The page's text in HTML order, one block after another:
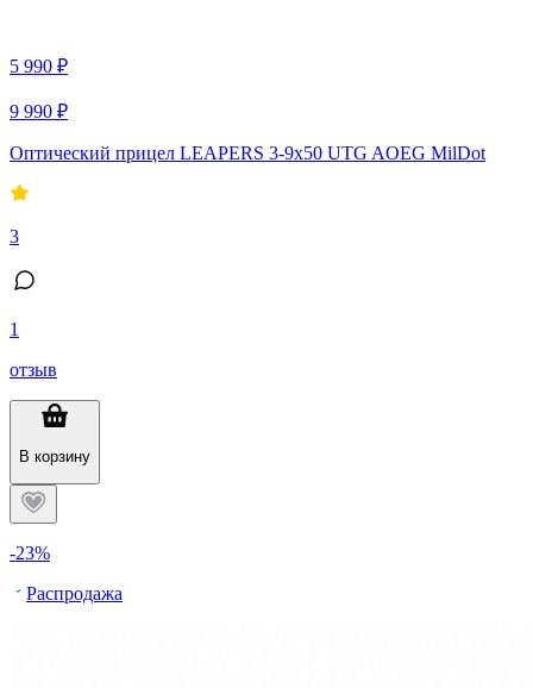
5 990 ₽
9 990 ₽
Оптический прицел LEAPERS 3-9x50 UTG AOEG MilDot
3
1
отзыв
В корзину
-23%
Распродажа